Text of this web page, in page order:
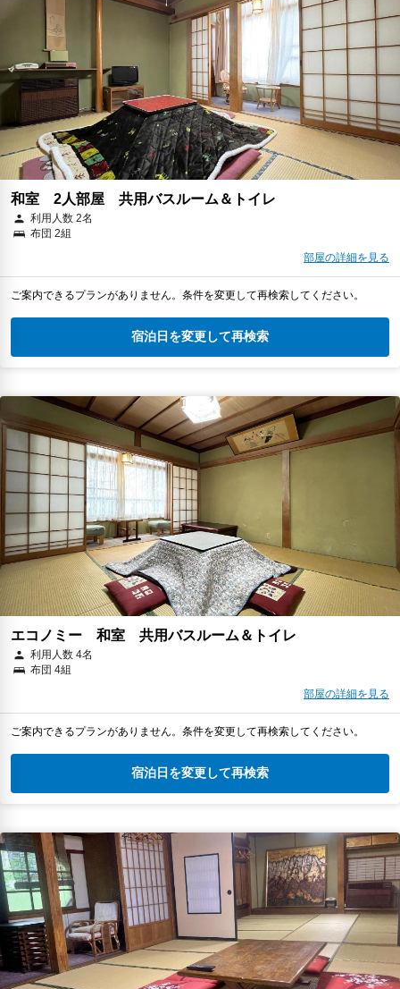
和室 2人部屋 共用バスルーム＆トイレ
利用人数 2名
布団 2組
部屋の詳細を見る
ご案内できるプランがありません。条件を変更して再検索してください。
宿泊日を変更して再検索
エコノミー 和室 共用バスルーム＆トイレ
利用人数 4名
布団 4組
部屋の詳細を見る
ご案内できるプランがありません。条件を変更して再検索してください。
宿泊日を変更して再検索